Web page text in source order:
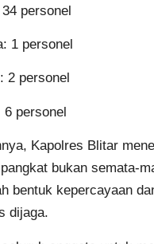
personel
1 personel
2 personel
6 personel
Kapolres Blitar
bukan semata-
bentuk kepercayaan
dijaga.